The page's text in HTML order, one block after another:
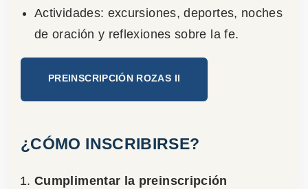
Actividades: excursiones, deportes, noches
de oración y reflexiones sobre la fe.
PREINSCRIPCIÓN ROZAS II
¿CÓMO INSCRIBIRSE?
Cumplimentar la preinscripción